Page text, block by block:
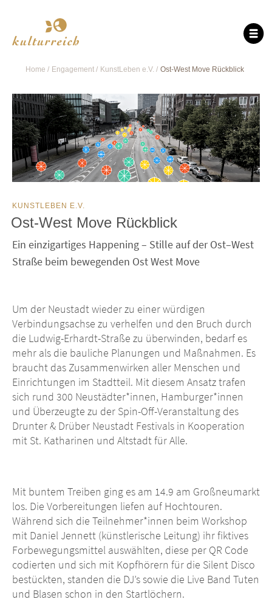
Home Engagement KunstLeben e.V. Ost-West Move Rückblick
KUNSTLEBEN E.V.
Ost-West Move Rückblick
Ein einzigartiges Happening – Stille auf der Ost–West
Straße beim bewegenden Ost West Move
Um der Neustadt wieder zu einer würdigen
Verbindungsachse zu verhelfen und den Bruch durch
die Ludwig-Erhardt-Straße zu überwinden, bedarf es
mehr als die bauliche Planungen und Maßnahmen. Es
braucht das Zusammenwirken aller Menschen und
Einrichtungen im Stadtteil. Mit diesem Ansatz trafen
sich rund 300 Neustädter*innen, Hamburger*innen
und Überzeugte zu der Spin-Off-Veranstaltung des
Drunter & Drüber Neustadt Festivals in Kooperation
mit St. Katharinen und Altstadt für Alle.
Mit buntem Treiben ging es am 14.9 am Großneumarkt
los. Die Vorbereitungen liefen auf Hochtouren.
Während sich die Teilnehmer*innen beim Workshop
mit Daniel Jennett (künstlerische Leitung) ihr fiktives
Forbewegungsmittel auswählten, diese per QR Code
codierten und sich mit Kopfhörern für die Silent Disco
bestückten, standen die DJ’s sowie die Live Band Tuten
und Blasen schon in den Startlöchern.